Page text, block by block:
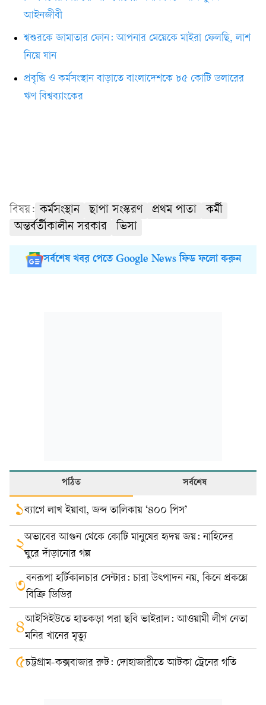
আইনজীবী
শ্বশুরকে জামাতার ফোন: আপনার মেয়েকে মাইরা ফেলছি, লাশ
নিয়ে যান
প্রবৃদ্ধি ও কর্মসংস্থান বাড়াতে বাংলাদেশকে ৮৫ কোটি ডলারের
ঋণ বিশ্বব্যাংকের
বিষয়: কর্মসংস্থান ছাপা সংস্করণ প্রথম পাতা
কর্মী
অন্তর্বর্তীকালীন সরকার
ভিসা
সর্বশেষ খবর পেতে Google News ফিড ফলো করুন
পঠিত সর্বশেষ
১ব্যাগে লাখ ইয়াবা, জব্দ তালিকায় ‘৪০০ পিস’
২অভাবের আগুন থেকে কোটি মানুষের হৃদয় জয়: নাহিদের
ঘুরে দাঁড়ানোর গল্প
৩বনরূপা হর্টিকালচার সেন্টার: চারা উৎপাদন নয়, কিনে প্রকল্পে
বিক্রি ডিডির
৪আইসিইউতে হাতকড়া পরা ছবি ভাইরাল: আওয়ামী লীগ নেতা
মনির খানের মৃত্যু
৫চট্টগ্রাম-কক্সবাজার রুট: দোহাজারীতে আটকা ট্রেনের গতি